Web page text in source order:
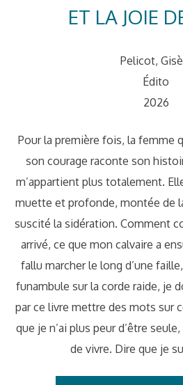
ET LA JOIE
Pelicot,
Édito
2026
Pour la première fois, la femme
son courage raconte son
m’appartient plus totalement.
muette et profonde, montée de
suscité la sidération. Comment
arrivé, ce que mon calvaire a
fallu marcher le long d’une
funambule sur la corde raide, je
par ce livre mettre des mots sur
que je n’ai plus peur d’être
de vivre. Dire que je